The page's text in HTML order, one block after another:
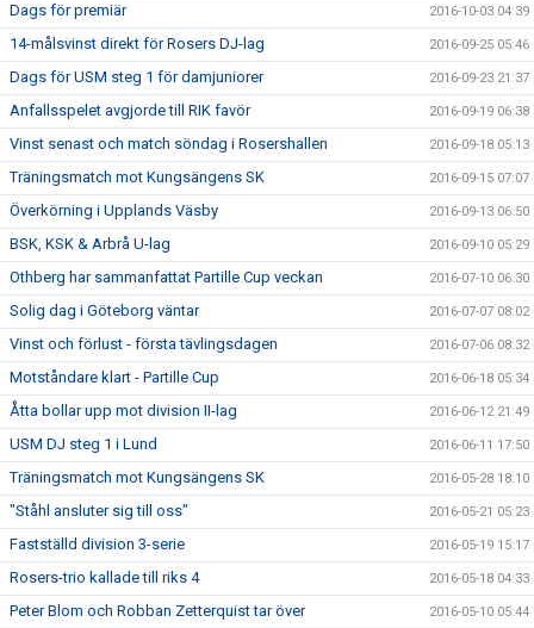
Dags för premiär 2016-10-03 04:39
14-målsvinst direkt för Rosers DJ-lag 2016-09-25 05:46
Dags för USM steg 1 för damjuniorer 2016-09-23 21:37
Anfallsspelet avgjorde till RIK favör 2016-09-19 06:38
Vinst senast och match söndag i Rosershallen 2016-09-18 05:13
Träningsmatch mot Kungsängens SK 2016-09-15 07:07
Överkörning i Upplands Väsby 2016-09-13 06:50
BSK, KSK & Arbrå U-lag 2016-09-10 05:29
Othberg har sammanfattat Partille Cup veckan 2016-07-10 06:30
Solig dag i Göteborg väntar 2016-07-07 08:02
Vinst och förlust - första tävlingsdagen 2016-07-06 08:32
Motståndare klart - Partille Cup 2016-06-18 05:34
Åtta bollar upp mot division II-lag 2016-06-12 21:49
USM DJ steg 1 i Lund 2016-06-11 17:50
Träningsmatch mot Kungsängens SK 2016-05-28 18:10
"Ståhl ansluter sig till oss" 2016-05-21 05:23
Fastställd division 3-serie 2016-05-19 15:17
Rosers-trio kallade till riks 4 2016-05-18 04:33
Peter Blom och Robban Zetterquist tar över 2016-05-10 05:44